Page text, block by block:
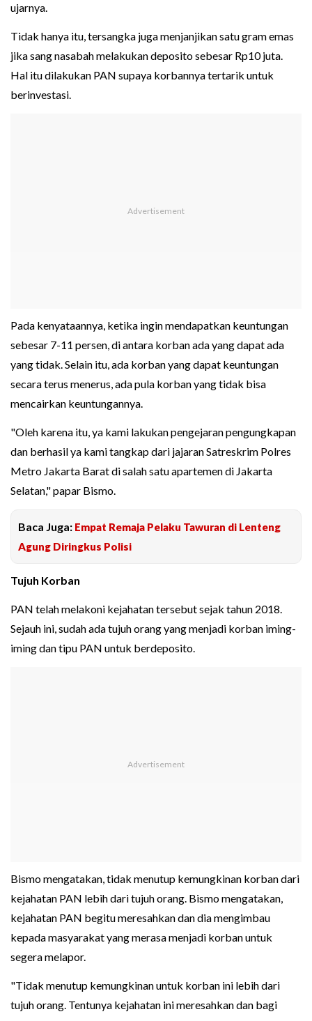
ujarnya.
Tidak hanya itu, tersangka juga menjanjikan satu gram emas
jika sang nasabah melakukan deposito sebesar Rp10 juta.
Hal itu dilakukan PAN supaya korbannya tertarik untuk
berinvestasi.
Pada kenyataannya, ketika ingin mendapatkan keuntungan
sebesar 7-11 persen, di antara korban ada yang dapat ada
yang tidak. Selain itu, ada korban yang dapat keuntungan
secara terus menerus, ada pula korban yang tidak bisa
mencairkan keuntungannya.
"Oleh karena itu, ya kami lakukan pengejaran pengungkapan
dan berhasil ya kami tangkap dari jajaran Satreskrim Polres
Metro Jakarta Barat di salah satu apartemen di Jakarta
Selatan," papar Bismo.
Baca Juga: Empat Remaja Pelaku Tawuran di Lenteng
Agung Diringkus Polisi
Tujuh Korban
PAN telah melakoni kejahatan tersebut sejak tahun 2018.
Sejauh ini, sudah ada tujuh orang yang menjadi korban iming-
iming dan tipu PAN untuk berdeposito.
Bismo mengatakan, tidak menutup kemungkinan korban dari
kejahatan PAN lebih dari tujuh orang. Bismo mengatakan,
kejahatan PAN begitu meresahkan dan dia mengimbau
kepada masyarakat yang merasa menjadi korban untuk
segera melapor.
"Tidak menutup kemungkinan untuk korban ini lebih dari
tujuh orang. Tentunya kejahatan ini meresahkan dan bagi